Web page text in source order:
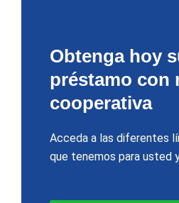
Obtenga hoy
préstamo con
cooperativa
Acceda a las diferentes
que tenemos para usted